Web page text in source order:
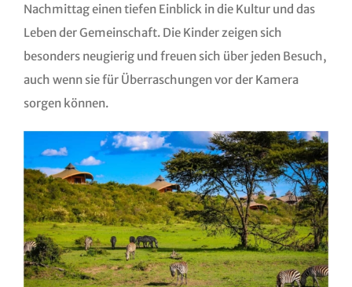
Nachmittag einen tiefen Einblick in die Kultur und das
Leben der Gemeinschaft. Die Kinder zeigen sich
besonders neugierig und freuen sich über jeden Besuch,
auch wenn sie für Überraschungen vor der Kamera
sorgen können.